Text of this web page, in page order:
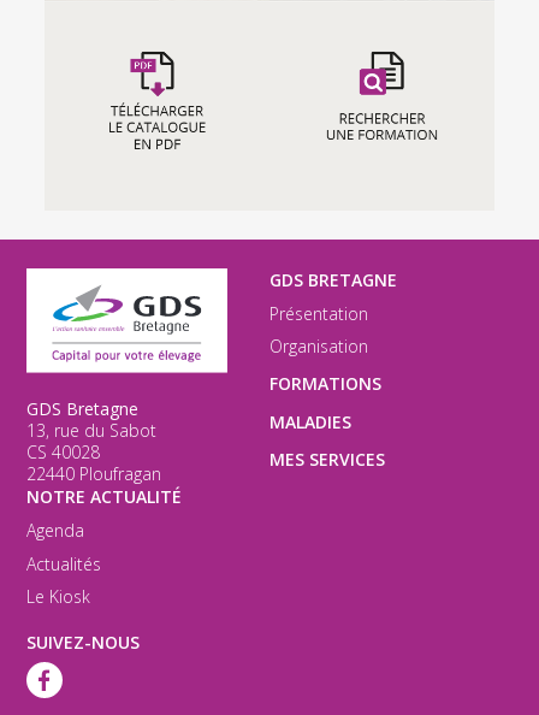
GDS Bretagne
13, rue du Sabot
CS 40028
22440 Ploufragan
GDS BRETAGNE
Présentation
Organisation
FORMATIONS
MALADIES
MES SERVICES
NOTRE ACTUALITÉ
Agenda
Actualités
Le Kiosk
SUIVEZ-NOUS